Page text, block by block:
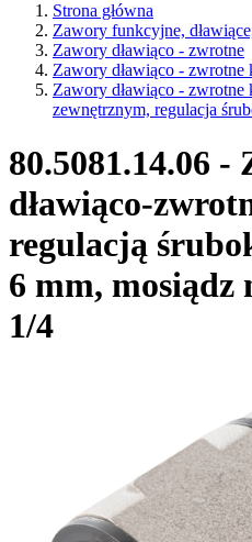
Strona główna
Zawory funkcyjne,
Zawory dławiąco - zwrotne
Zawory dławiąco - zwrotne
Zawory dławiąco -
zewnętrznym, regulacja
80.5081.14.06 -
dławiąco-
regulacją
6 mm, mosiądz
1/4